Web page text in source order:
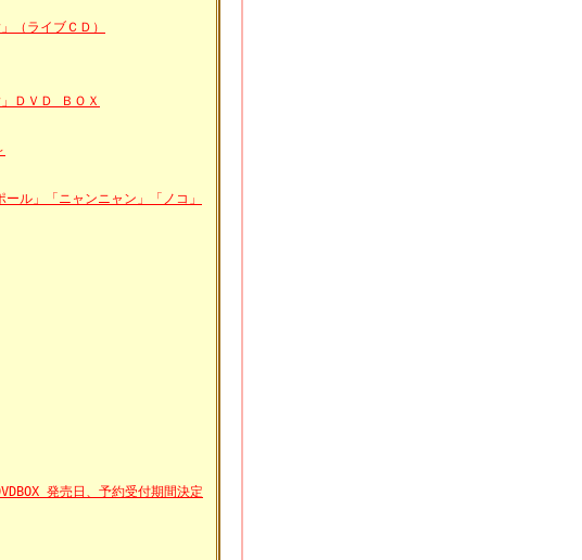
（ライブＣＤ）
ＤＶＤ ＢＯＸ
ル」「ニャンニャン」「ノコ」
発売日、予約受付期間決定